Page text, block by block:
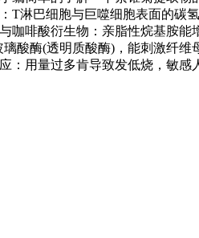
T淋巴细胞与巨噬细胞表面的碳
咖啡酸衍生物：亲脂性烷基胺能
酸酶(透明质酸酶)，能刺激纤维
：用量过多肯导致发低烧，敏感